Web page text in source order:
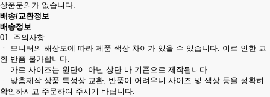
상품문의가 없습니다.
배송/교환정보
배송정보
01. 주의사항
ㆍ 모니터의 해상도에 따라 제품 색상 차이가 있을 수 있습니다. 이로 인한 교
환 반품 불가합니다.
ㆍ 가로 사이즈는 원단이 아닌 상단 바 기준으로 제작됩니다.
ㆍ 맞춤제작 상품 특성상 교환, 반품이 어려우니 사이즈 및 색상 등을 정확히
확인하시고 주문하여 주시기 바랍니다.